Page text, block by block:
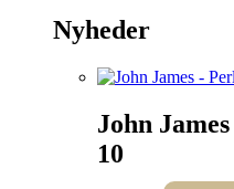
Nyheder
John
10